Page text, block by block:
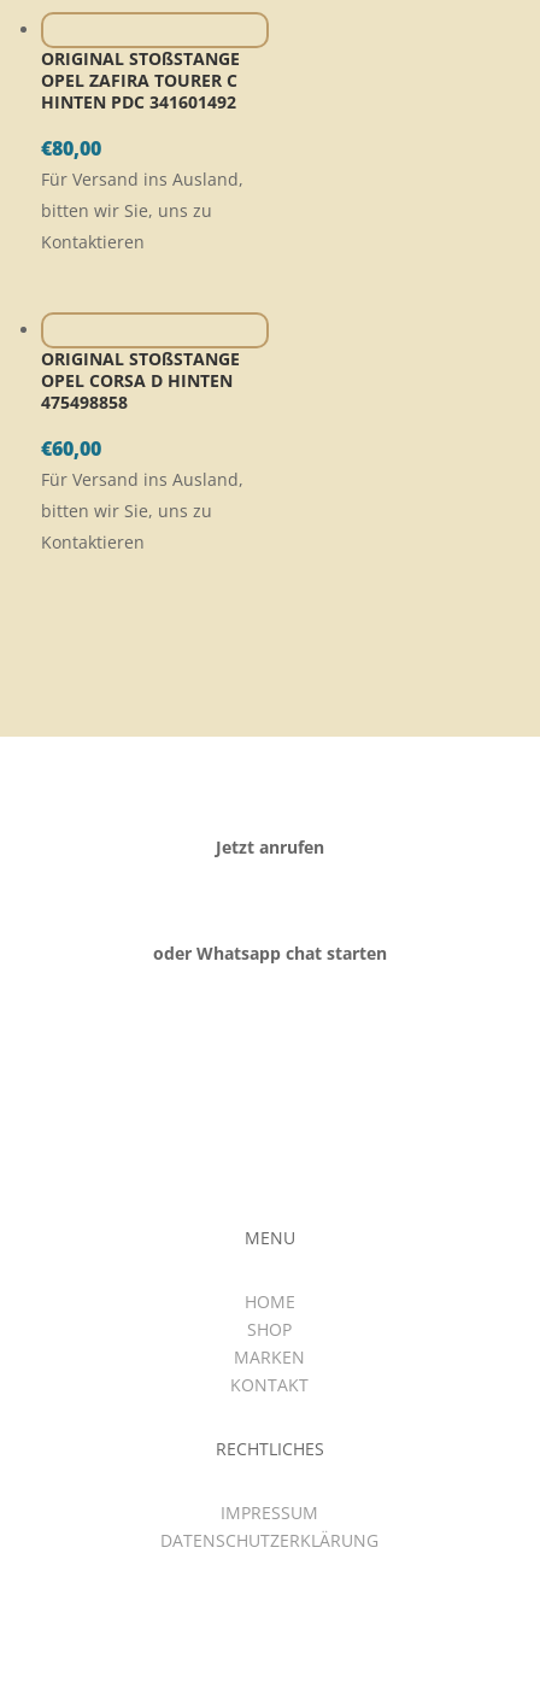
ORIGINAL STOßSTANGE
OPEL ZAFIRA TOURER C
HINTEN PDC 341601492
€80,00
Für Versand ins Ausland,
bitten wir Sie, uns zu
Kontaktieren
ORIGINAL STOßSTANGE
OPEL CORSA D HINTEN
475498858
€60,00
Für Versand ins Ausland,
bitten wir Sie, uns zu
Kontaktieren
Jetzt anrufen
oder Whatsapp chat starten
MENU
HOME
SHOP
MARKEN
KONTAKT
RECHTLICHES
IMPRESSUM
DATENSCHUTZERKLÄRUNG